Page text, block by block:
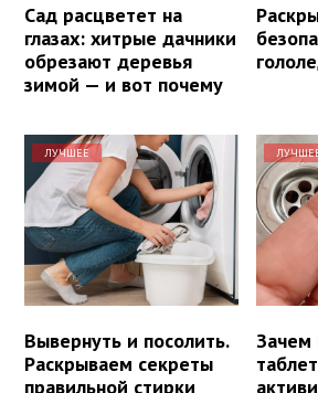
Сад расцветет на
глазах: хитрые дачники
обрезают деревья
зимой — и вот почему
ЛУЧШЕЕ
Вывернуть и посолить.
Раскрываем секреты
правильной стирки
Зачем